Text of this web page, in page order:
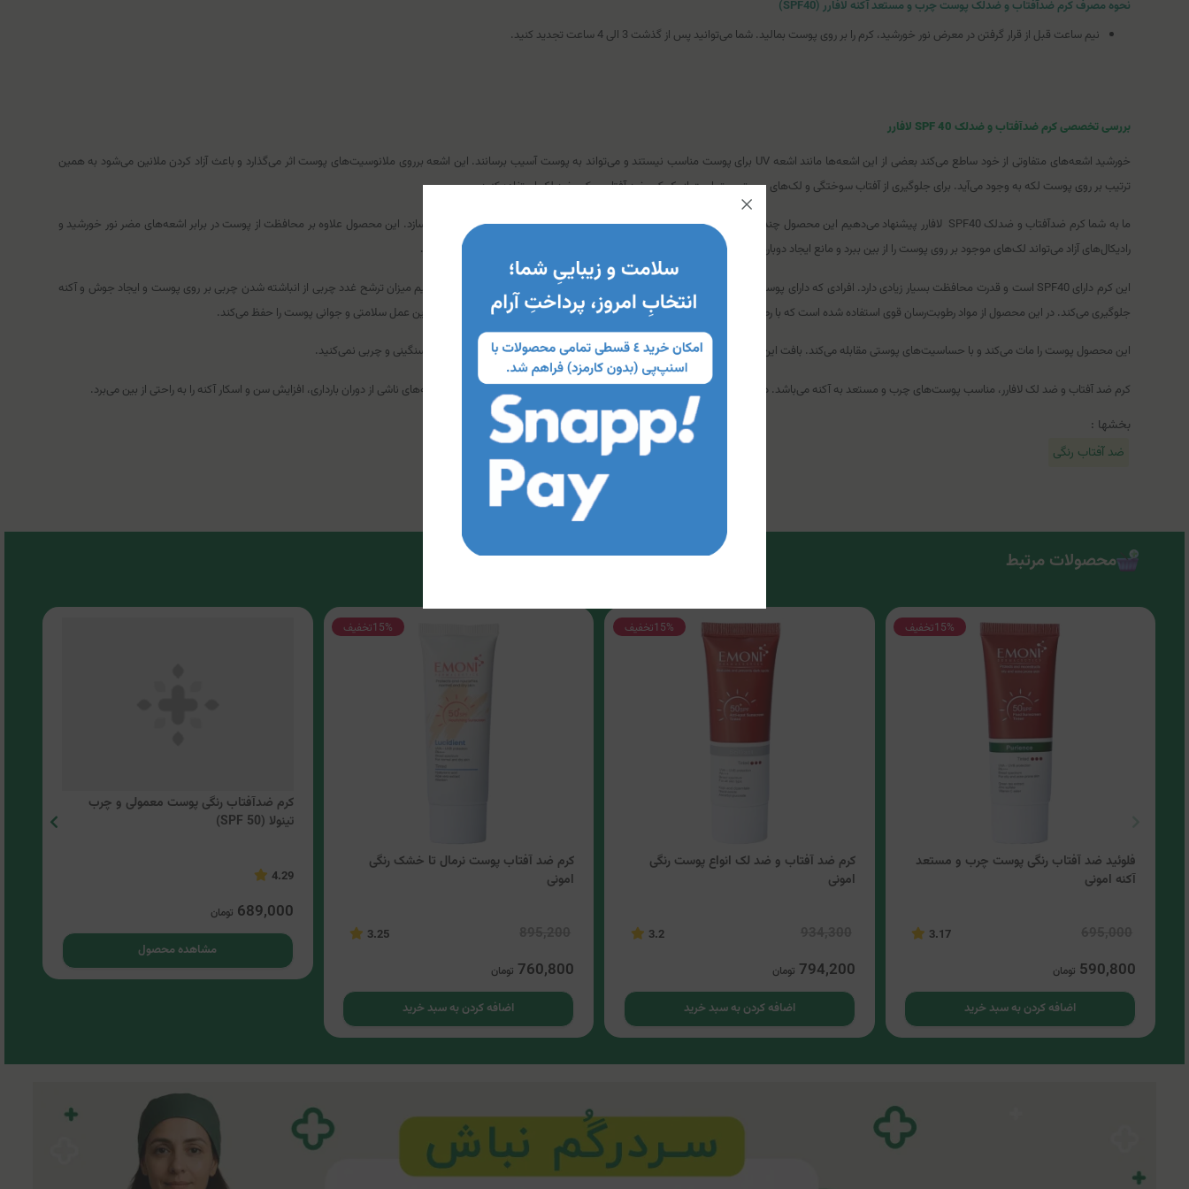
نحوه مصرف کرم ضدآفتاب و ضدلک پوست چرب و مستعد آکنه لافارر (SPF40)
نیم ساعت قبل از قرار گرفتن در معرض نور خورشید، کرم را بر روی پوست بمالید. شما می‌توانید پس از گذشت 3 الی 4 ساعت تجدید کنید.
بررسی تخصصی کرم ضدآفتاب و ضدلک SPF 40 لافارر
خورشید اشعه‌های متفاوتی از خود ساطع می‌کند بعضی از این اشعه‌ها مانند اشعه UV برای پوست مناسب نیستند و می‌تواند به پوست آسیب برسانند. این اشعه برروی ملانوسیت‌های پوست اثر می‌گذارد و باعث آزاد کردن ملانین می‌شود به همین
ترتیب بر روی پوست لکه به وجود می‌آید. برای جلوگیری از آفتاب سوختگی و لک‌های پوستی بهتر است از یک کرم ضد آفتاب و کرم ضد لک استفاده کنید.
ما به شما کرم ضدآفتاب و ضدلک SPF40 لافارر پیشنهاد می‌دهیم این محصول چند کار مختلف را انجام می‌دهد و شما را از خرید کرم‌های متنوع و گران بی‌نیاز می‌سازد. این محصول علاوه بر محافظت از پوست در برابر اشعه‌های مضر نور خورشید و
رادیکال‌های آزاد می‌تواند لک‌های موجود بر روی پوست را از بین ببرد و مانع ایجاد دوباره‌ی آن‌ها شود. همچنین می‌توانید از این محصول به جای کرم پودر استفاده کنید.
این کرم دارای SPF40 است و قدرت محافظت بسیار زیادی دارد. افرادی که دارای پوست گندمی تیره و برنز می‌باشند می‌توانند از آن استفاده کنند. این محصول با تنظیم میزان ترشح غدد چربی از انباشته شدن چربی بر روی پوست و ایجاد جوش و آکنه
جلوگیری می‌کند. در این محصول از مواد رطوبت‌رسان قوی استفاده شده است که با رطوبت‌رسانی به پوست از ایجاد چین و چروک و پیری زودرس جلوگیری می‌کند، با این عمل سلامتی و جوانی پوست را حفظ می‌کند.
این محصول پوست را مات می‌کند و با حساسیت‌های پوستی مقابله می‌کند. بافت این کرم بسیار سبک و نرم می‌باشد و در زمان استفاده شما بر روی پوست احساس سنگینی و چربی نمی‌کنید.
کرم ضد آفتاب و ضد لک لافارر، مناسب پوست‌های چرب و مستعد به آکنه می‌باشد. در این کرم از عصاره شیرین‌بیان و اوره استفاده شده است. عصاره شیرین‌بیان لکه‌های ناشی از دوران بارداری، افزایش سن و اسکار آکنه را به راحتی از بین می‌برد.
بخشها :
ضد آفتاب رنگی
محصولات مرتبط
15%تخفیف
فلوئید ضد آفتاب رنگی پوست چرب و مستعد
آکنه امونی
3.17
590,800 تومان
اضافه کردن به سبد خرید
15%تخفیف
کرم ضد آفتاب و ضد لک انواع پوست رنگی
امونی
3.2
794,200 تومان
اضافه کردن به سبد خرید
15%تخفیف
کرم ضد آفتاب پوست نرمال تا خشک رنگی
امونی
3.25
760,800 تومان
اضافه کردن به سبد خرید
تینولا (SPF 50)
4.29
689,000 تومان